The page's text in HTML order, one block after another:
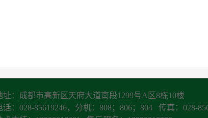
址：成都市高新区天府大道南段1299号A区8栋10楼
话：028-85619246，分机：808；806；804 传真：028-